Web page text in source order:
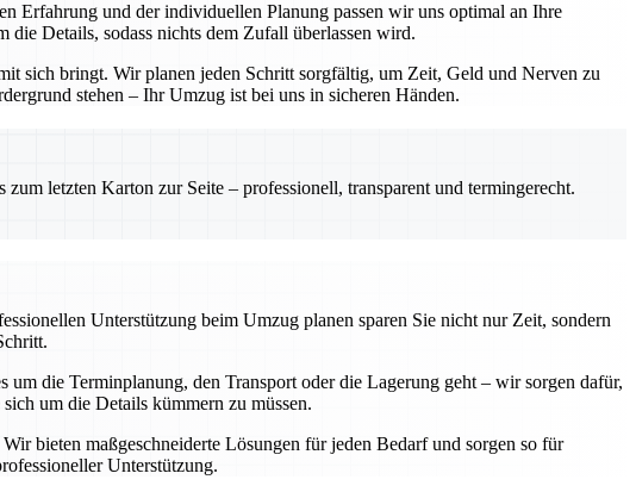
Erfahrung und der individuellen Planung passen wir uns optimal an Ihre
Details, sodass nichts dem Zufall überlassen wird.
sich bringt. Wir planen jeden Schritt sorgfältig, um Zeit, Geld und Nerven zu
stehen – Ihr Umzug ist bei uns in sicheren Händen.
letzten Karton zur Seite – professionell, transparent und termingerecht.
Unterstützung beim Umzug planen sparen Sie nicht nur Zeit, sondern
die Terminplanung, den Transport oder die Lagerung geht – wir sorgen dafür,
um die Details kümmern zu müssen.
bieten maßgeschneiderte Lösungen für jeden Bedarf und sorgen so für
Unterstützung.